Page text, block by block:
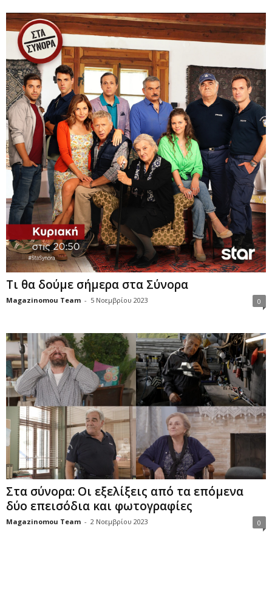
Τι θα δούμε σήμερα στα Σύνορα
Magazinomou Team - 5 Νοεμβρίου 2023 0
Στα σύνορα: Οι εξελίξεις από τα επόμενα
δύο επεισόδια και φωτογραφίες
Magazinomou Team - 2 Νοεμβρίου 2023 0